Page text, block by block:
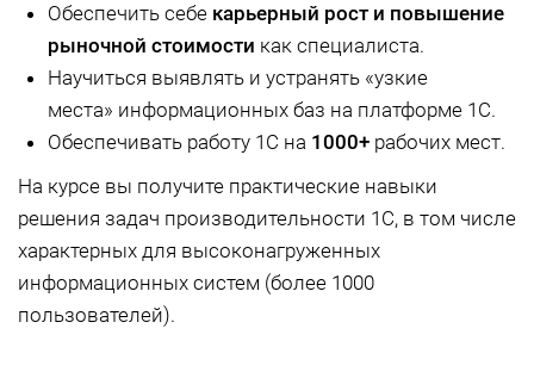
Обеспечить себе карьерный рост и повышение
рыночной стоимости как специалиста.
Научиться выявлять и устранять «узкие
места» информационных баз на платформе 1С.
Обеспечивать работу 1С на 1000+ рабочих мест.
На курсе вы получите практические навыки
решения задач производительности 1С, в том числе
характерных для высоконагруженных
информационных систем (более 1000
пользователей).